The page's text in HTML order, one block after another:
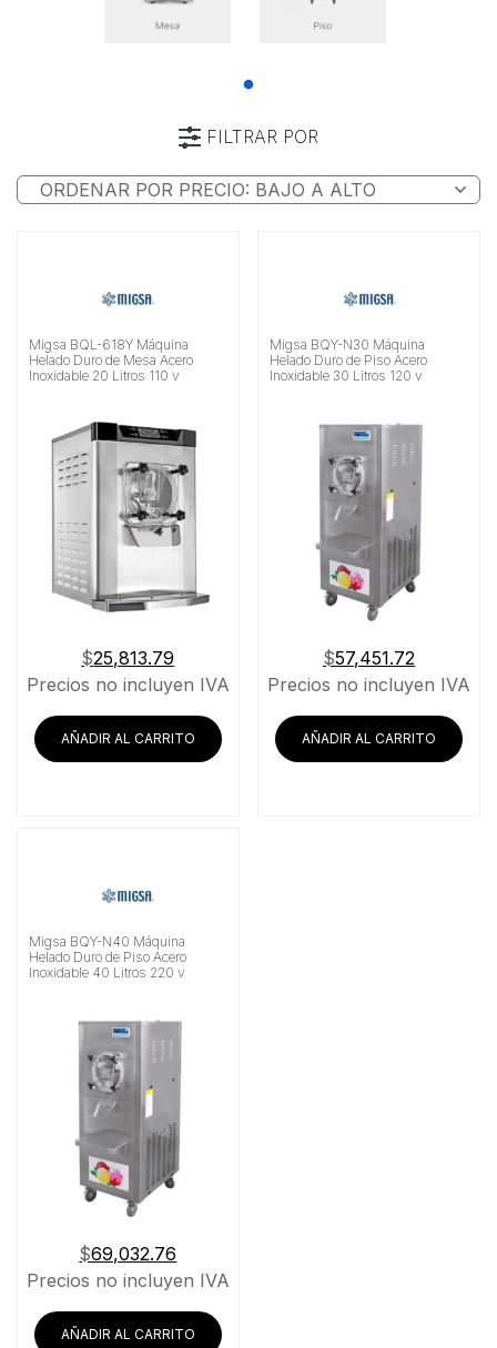
FILTRAR POR
Categoría
Material
Buscar
Migsa BQL-618Y Máquina
Helado Duro de Mesa Acero
Inoxidable 20 Litros 110 v
$25,813.79
Precios no incluyen IVA
AÑADIR AL CARRITO
Migsa BQY-N30 Máquina
Helado Duro de Piso Acero
Inoxidable 30 Litros 120 v
$57,451.72
Precios no incluyen IVA
AÑADIR AL CARRITO
Migsa BQY-N40 Máquina
Helado Duro de Piso Acero
Inoxidable 40 Litros 220 v
$69,032.76
Precios no incluyen IVA
AÑADIR AL CARRITO